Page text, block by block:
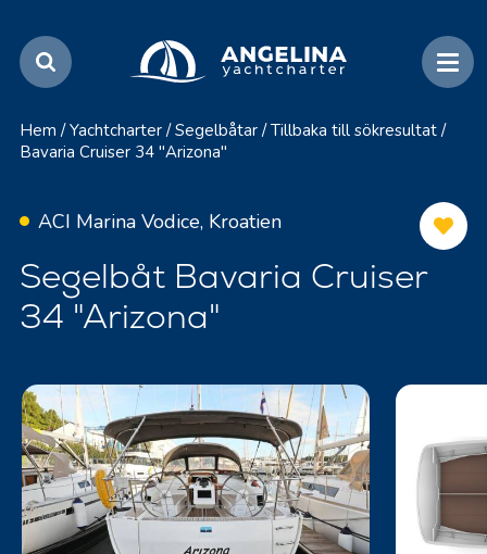
Hem / Yachtcharter / Segelbåtar / Tillbaka till sökresultat /
Bavaria Cruiser 34 "Arizona"
ACI Marina Vodice, Kroatien
Segelbåt Bavaria Cruiser
34 "Arizona"